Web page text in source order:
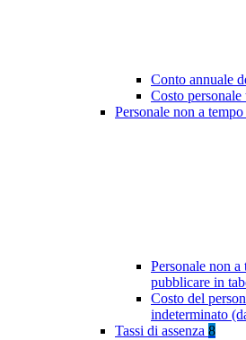
Conto annuale
Costo
Personale non a
Personale non
pubblicare in
Costo del
indeterminato
Tassi di assenza 8